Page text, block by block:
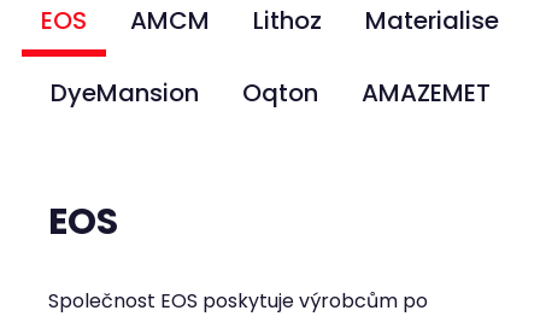
EOS AMCM Lithoz Materialise
DyeMansion Oqton AMAZEMET
EOS
Společnost EOS poskytuje výrobcům po